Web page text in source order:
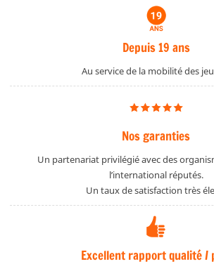
Depuis 19 ans
Au service de la mobilité des
Nos garanties
Un partenariat privilégié avec des
l’international réputés.
Un taux de satisfaction très
Excellent rapport qualité /